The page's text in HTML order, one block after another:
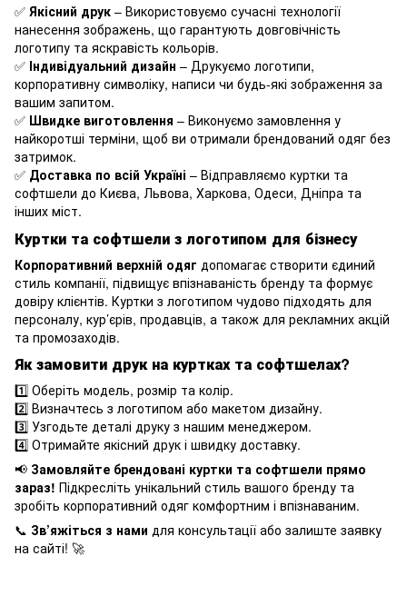
✅ Якісний друк – Використовуємо сучасні технології
нанесення зображень, що гарантують довговічність
логотипу та яскравість кольорів.
✅ Індивідуальний дизайн – Друкуємо логотипи,
корпоративну символіку, написи чи будь-які зображення за
вашим запитом.
✅ Швидке виготовлення – Виконуємо замовлення у
найкоротші терміни, щоб ви отримали брендований одяг без
затримок.
✅ Доставка по всій Україні – Відправляємо куртки та
софтшели до Києва, Львова, Харкова, Одеси, Дніпра та
інших міст.
Куртки та софтшели з логотипом для бізнесу
Корпоративний верхній одяг допомагає створити єдиний
стиль компанії, підвищує впізнаваність бренду та формує
довіру клієнтів. Куртки з логотипом чудово підходять для
персоналу, кур’єрів, продавців, а також для рекламних акцій
та промозаходів.
Як замовити друк на куртках та софтшелах?
1️⃣ Оберіть модель, розмір та колір.
2️⃣ Визначтесь з логотипом або макетом дизайну.
3️⃣ Узгодьте деталі друку з нашим менеджером.
4️⃣ Отримайте якісний друк і швидку доставку.
📢 Замовляйте брендовані куртки та софтшели прямо
зараз! Підкресліть унікальний стиль вашого бренду та
зробіть корпоративний одяг комфортним і впізнаваним.
📞 Зв’яжіться з нами для консультації або залиште заявку
на сайті! 🚀